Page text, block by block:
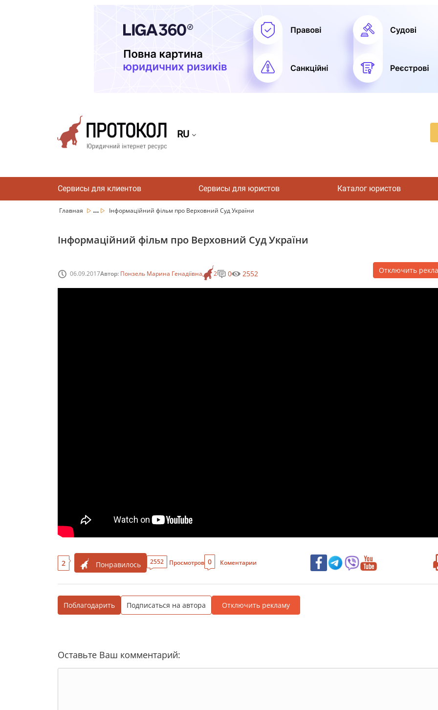
RU
Сервисы для клиентов Сервисы для юристов Каталог юристов
Главная ... Інформаційний фільм про Верховний Суд України
Інформаційний фільм про Верховний Суд України
06.09.2017Автор: Понзель Марина Генадіївна 2 0 2552 Отключить
2 Понравилось 2552 Просмотров 0 Коментарии
Поблагодарить Подписаться на автора Отключить рекламу
Оставьте Ваш комментарий: